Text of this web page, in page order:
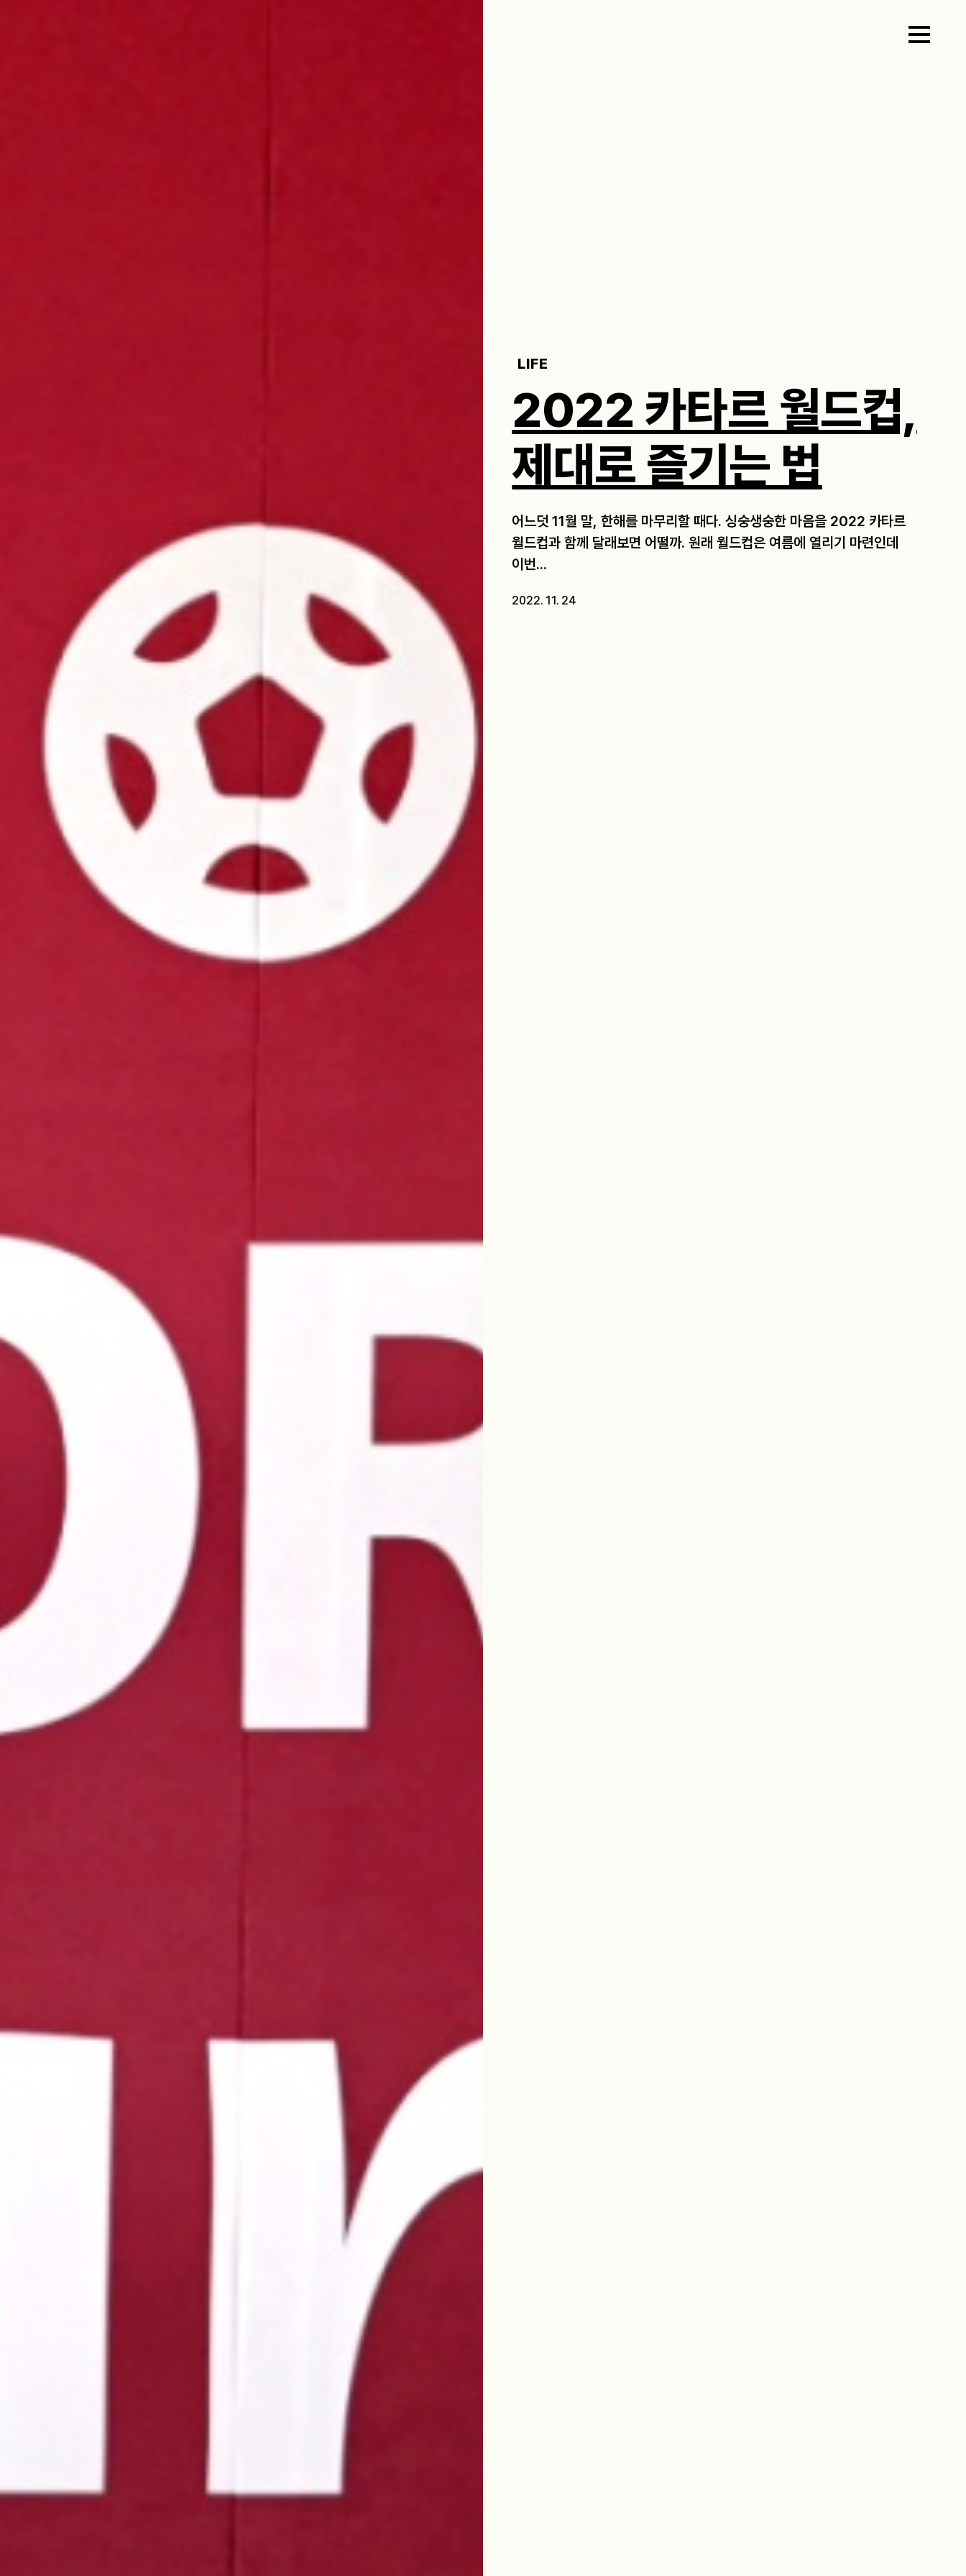
LIFE
2022 카타르 월드컵,
제대로 즐기는 법
어느덧 11월 말, 한해를 마무리할 때다. 싱숭생숭한 마음을 2022 카타르
월드컵과 함께 달래보면 어떨까. 원래 월드컵은 여름에 열리기 마련인데
이번...
2022. 11. 24